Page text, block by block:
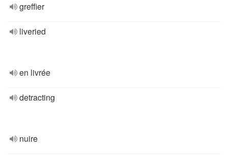
greffier
liveried
en livrée
detracting
nuire